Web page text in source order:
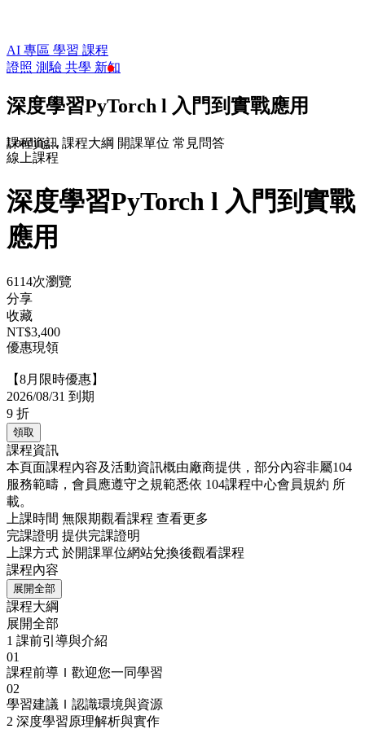
AI 專區 學習 課程
證照 測驗 共學 新知
深度學習PyTorch l 入門到實戰應用
課程資訊 課程大綱 開課單位 常見問答
Loading...
線上課程
深度學習PyTorch l 入門到實戰
應用
6114次瀏覽
分享
收藏
NT$3,400
優惠現領
【8月限時優惠】
2026/08/31 到期
9 折
領取
課程資訊
本頁面課程內容及活動資訊概由廠商提供，部分內容非屬104
服務範疇，會員應遵守之規範悉依 104課程中心會員規約 所
載。
上課時間 無限期觀看課程 查看更多
完課證明 提供完課證明
上課方式 於開課單位網站兌換後觀看課程
課程內容
展開全部
課程大綱
展開全部
1 課前引導與介紹
01
課程前導Ｉ歡迎您一同學習
02
學習建議Ｉ認識環境與資源
2 深度學習原理解析與實作